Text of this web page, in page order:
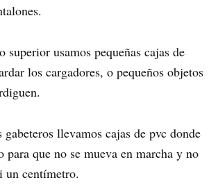
superior usamos pequeñas cajas de
los cargadores, o pequeños objetos
llevamos cajas de pvc donde
para que no se mueva en marcha y no
un centímetro.